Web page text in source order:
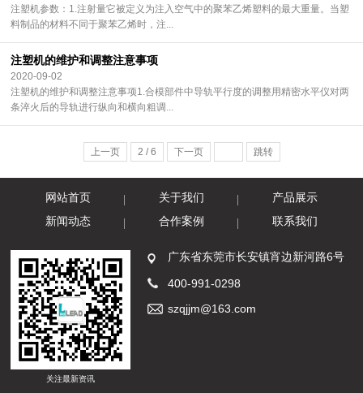
注塑机参数：1.注射量它被定义为注入空气中的聚苯乙烯塑料的最大重量。当塑
料制品的材料不同于聚苯乙烯时，注...
注塑机的维护和调整注意事项
2020-09-02
注塑机的维护和调整注意事项1.合模部件中导轨平行度的调整用精密水平仪对两
条淬火后的导轨进行纵向和横向粗调...
上一页 2 / 6 下一页 跳转
网站首页 关于我们
产品展示
新闻动态
合作案例 联系我们
关注最新资讯
广东省东莞市长安镇宵边新河路6号
400-991-0298
szqjjm@163.com